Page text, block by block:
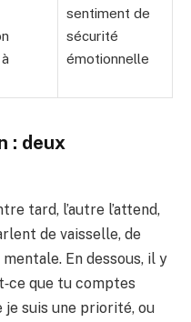
sentiment de
sécurité
émotionnelle
: deux
tard, l’autre l’attend,
de vaisselle, de
En dessous, il y
que tu comptes
je suis une priorité, ou